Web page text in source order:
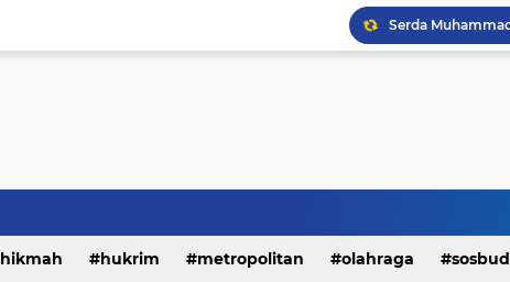
hikmah hukrim metropolitan olahraga sosbud